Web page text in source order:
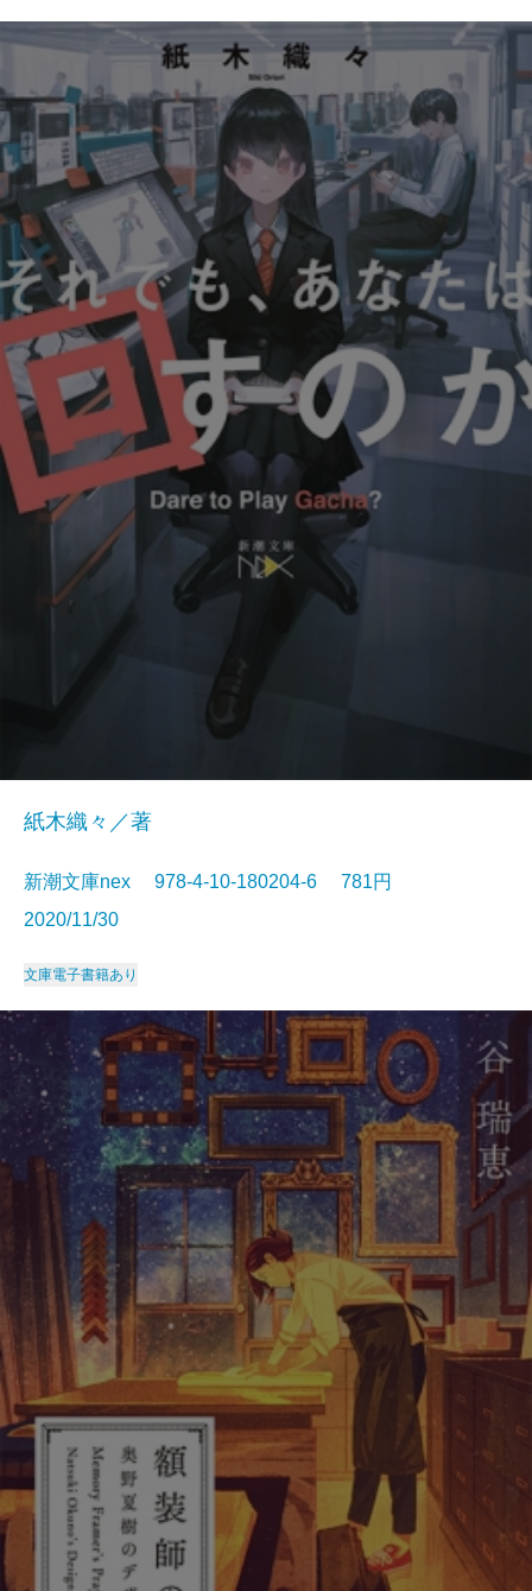
紙木織々／著
新潮文庫nex 978-4-10-180204-6 781円
2020/11/30
文庫電子書籍あり